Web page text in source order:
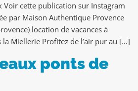
Voir cette publication sur Instagram
par Maison Authentique Provence
location de vacances à
Miellerie Profitez de l’air pur au […]
ponts de